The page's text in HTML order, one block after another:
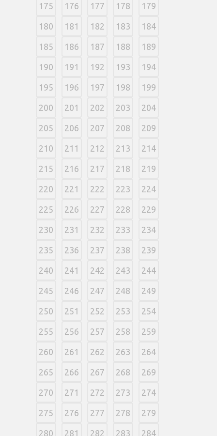
175 176 177 178 179
180 181 182 183 184
185 186 187 188 189
190 191 192 193 194
195 196 197 198 199
200 201 202 203 204
205 206 207 208 209
210 211 212 213 214
215 216 217 218 219
220 221 222 223 224
225 226 227 228 229
230 231 232 233 234
235 236 237 238 239
240 241 242 243 244
245 246 247 248 249
250 251 252 253 254
255 256 257 258 259
260 261 262 263 264
265 266 267 268 269
270 271 272 273 274
275 276 277 278 279
280 281 282 283 284